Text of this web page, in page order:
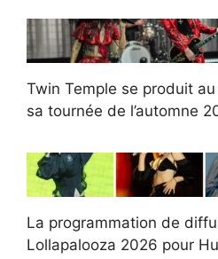
Twin Temple se produit
sa tournée de l’automne
La programmation de
Lollapalooza 2026 pour